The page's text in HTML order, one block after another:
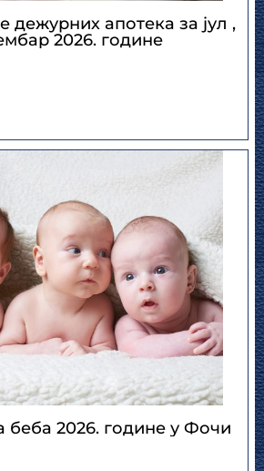
дежурних апотека за јул ,
2026. године
беба 2026. године у Фочи